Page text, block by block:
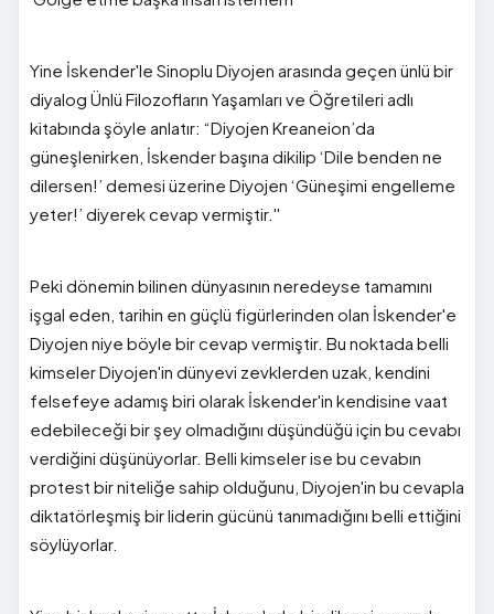
Yine İskender'le Sinoplu Diyojen arasında geçen ünlü bir
diyalog Ünlü Filozofların Yaşamları ve Öğretileri adlı
kitabında şöyle anlatır: “Diyojen Kreaneion’da
güneşlenirken, İskender başına dikilip ‘Dile benden ne
dilersen!’ demesi üzerine Diyojen ‘Güneşimi engelleme
yeter!’ diyerek cevap vermiştir.''
Peki dönemin bilinen dünyasının neredeyse tamamını
işgal eden, tarihin en güçlü figürlerinden olan İskender'e
Diyojen niye böyle bir cevap vermiştir. Bu noktada belli
kimseler Diyojen'in dünyevi zevklerden uzak, kendini
felsefeye adamış biri olarak İskender'in kendisine vaat
edebileceği bir şey olmadığını düşündüğü için bu cevabı
verdiğini düşünüyorlar. Belli kimseler ise bu cevabın
protest bir niteliğe sahip olduğunu, Diyojen'in bu cevapla
diktatörleşmiş bir liderin gücünü tanımadığını belli ettiğini
söylüyorlar.